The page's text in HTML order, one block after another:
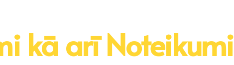
kā arī Noteikumi